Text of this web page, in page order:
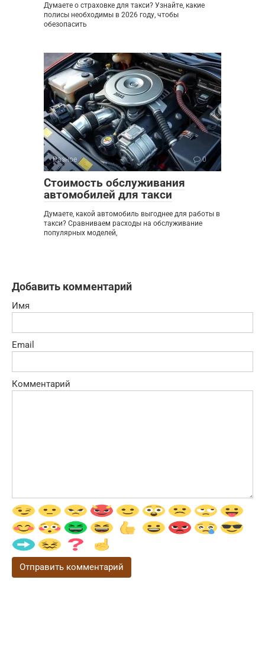
Думаете о страховке для такси? Узнайте, какие
полисы необходимы в 2026 году, чтобы
обезопасить
Разное 0
Стоимость обслуживания
автомобилей для такси
Думаете, какой автомобиль выгоднее для работы в
такси? Сравниваем расходы на обслуживание
популярных моделей,
Добавить комментарий
Имя
Email
Комментарий